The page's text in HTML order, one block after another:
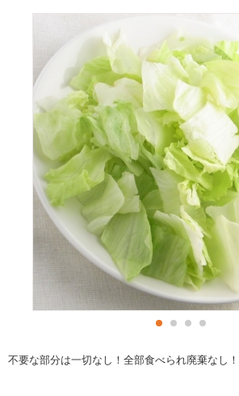
不要な部分は一切なし！全部食べられ廃棄なし